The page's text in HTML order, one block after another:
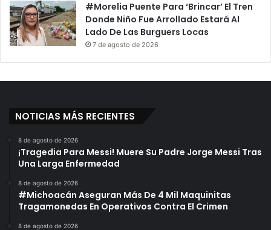
#Morelia Puente Para ‘Brincar’ El Tren
Donde Niño Fue Arrollado Estará Al
Lado De Las Burguers Locas
7 de agosto de 2026
NOTICIAS MÁS RECIENTES
8 de agosto de 2026
¡Tragedia Para Messi! Muere Su Padre Jorge Messi Tras
Una Larga Enfermedad
8 de agosto de 2026
#Michoacán Aseguran Más De 4 Mil Maquinitas
Tragamonedas En Operativos Contra El Crimen
8 de agosto de 2026